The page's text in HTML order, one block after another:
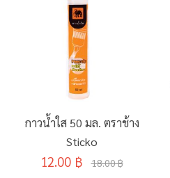
กาวน้ำใส 50 มล. ตราช้าง
Sticko
12.00 ฿ 18.00 ฿